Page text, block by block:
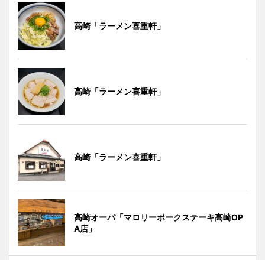
高崎「ラーメン喜重軒」
高崎「ラーメン喜重軒」
高崎「ラーメン喜重軒」
高崎オーパ「マロリーポークステーキ高崎OP
A店」